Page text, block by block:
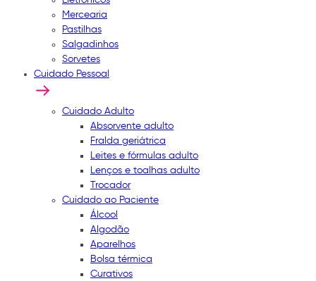
Mercearia
Pastilhas
Salgadinhos
Sorvetes
Cuidado Pessoal
Cuidado Adulto
Absorvente adulto
Fralda geriátrica
Leites e fórmulas adulto
Lenços e toalhas adulto
Trocador
Cuidado ao Paciente
Álcool
Algodão
Aparelhos
Bolsa térmica
Curativos